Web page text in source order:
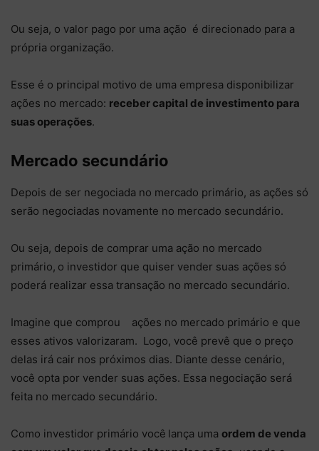
Ou seja, o valor pago por uma ação é direcionado para a
própria organização.
Esse é o principal motivo de uma empresa disponibilizar
ações no mercado: receber capital de investimento para
suas operações.
Mercado secundário
Depois de ser negociada no mercado primário, as ações só
serão negociadas novamente no mercado secundário.
Ou seja, depois de comprar uma ação no mercado
primário, o investidor que quiser vender suas ações só
poderá realizar essa transação no mercado secundário.
Imagine que comprou ações no mercado primário e que
esses ativos valorizaram. Logo, você prevê que o preço
delas irá cair nos próximos dias. Diante desse cenário,
você opta por vender suas ações. Essa negociação será
feita no mercado secundário.
Como investidor primário você lança uma ordem de venda